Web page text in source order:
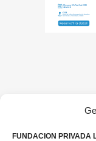
FUNDACION PRIVADA